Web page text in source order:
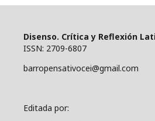
Disenso. Crítica y Reflexión
ISSN: 2709-6807
barropensativocei@gmail.com
Editada por: